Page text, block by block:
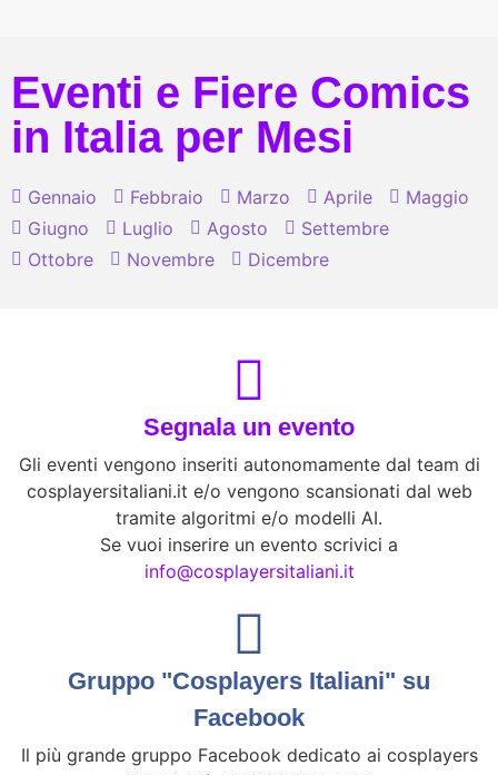
Eventi e Fiere Comics
in Italia per Mesi
Gennaio Febbraio Marzo Aprile
Maggio
Giugno
Luglio Agosto
Settembre
Ottobre
Novembre Dicembre
Segnala un evento
Gli eventi vengono inseriti autonomamente dal team di
cosplayersitaliani.it e/o vengono scansionati dal web
tramite algoritmi e/o modelli AI.
Se vuoi inserire un evento scrivici a
info@cosplayersitaliani.it
Gruppo "Cosplayers Italiani" su
Facebook
Il più grande gruppo Facebook dedicato ai cosplayers